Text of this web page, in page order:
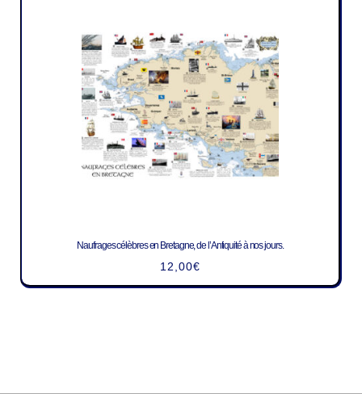
Naufrages célèbres en Bretagne, de l’Antiquité à nos jours.
12,00€